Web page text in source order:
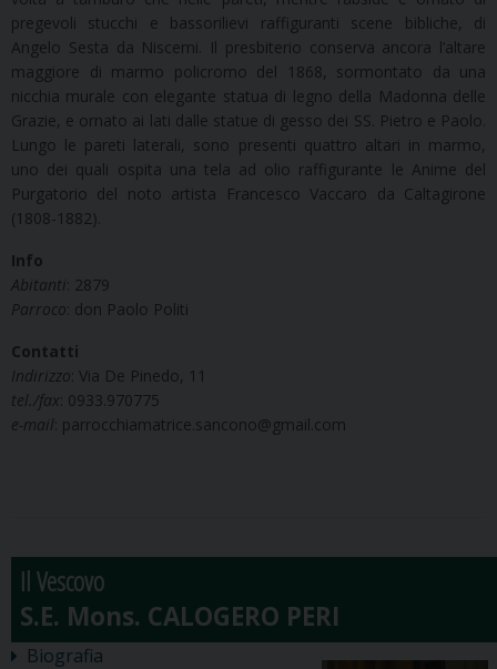
pregevoli stucchi e bassorilievi raffiguranti scene bibliche, di
Angelo Sesta da Niscemi. Il presbiterio conserva ancora l’altare
maggiore di marmo policromo del 1868, sormontato da una
nicchia murale con elegante statua di legno della Madonna delle
Grazie, e ornato ai lati dalle statue di gesso dei SS. Pietro e Paolo.
Lungo le pareti laterali, sono presenti quattro altari in marmo,
uno dei quali ospita una tela ad olio raffigurante le Anime del
Purgatorio del noto artista Francesco Vaccaro da Caltagirone
(1808-1882).
Info
Abitanti : 2879
Parroco : don Paolo Politi
Contatti
Indirizzo : Via De Pinedo, 11
tel./fax : 0933.970775
e-mail : parrocchiamatrice.sancono@gmail.com
Il Vescovo
Biografia